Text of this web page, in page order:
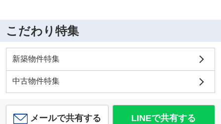
こだわり特集
新築物件特集
中古物件特集
メールで共有する LINEで共有する